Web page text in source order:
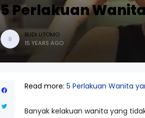
5 Perlakuan
B
BUDI UTOMO
15 YEARS AGO
Read more: 5 Perlakuan Wanita
Banyak kelakuan wanita yang